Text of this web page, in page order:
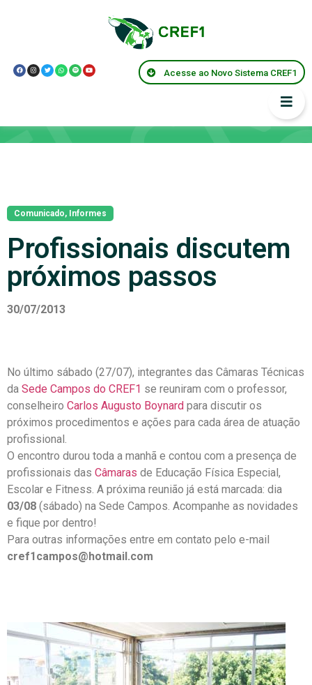
Acesse ao Novo Sistema CREF1
Comunicado, Informes
Profissionais discutem
próximos passos
30/07/2013
No último sábado (27/07), integrantes das Câmaras Técnicas
da Sede Campos do CREF1 se reuniram com o professor,
conselheiro Carlos Augusto Boynard para discutir os
próximos procedimentos e ações para cada área de atuação
profissional.
O encontro durou toda a manhã e contou com a presença de
profissionais das Câmaras de Educação Física Especial,
Escolar e Fitness. A próxima reunião já está marcada: dia
03/08 (sábado) na Sede Campos. Acompanhe as novidades
e fique por dentro!
Para outras informações entre em contato pelo e-mail
cref1campos@hotmail.com